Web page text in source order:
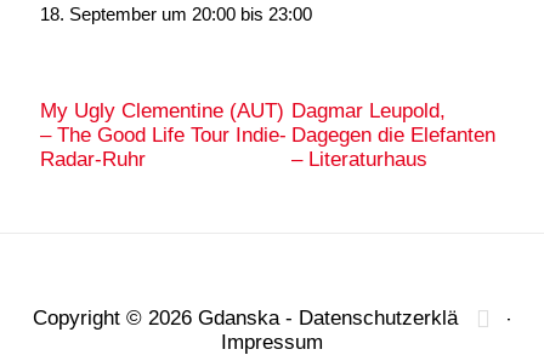
18. September um 20:00 bis 23:00
My Ugly Clementine (AUT)
– The Good Life Tour Indie-
Radar-Ruhr
Dagmar Leupold,
Dagegen die Elefanten
– Literaturhaus
Copyright © 2026 Gdanska- Datenschutzerklärung
-
Impressum